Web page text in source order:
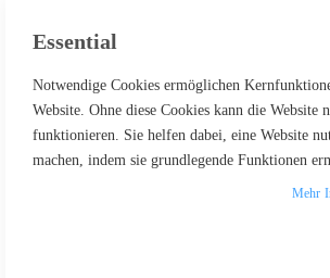
Suchergebnisse für: "USB-
Essential
Notwendige Cookies ermöglichen
Website. Ohne diese Cookies kann die Website
funktionieren. Sie helfen dabei, eine Website
machen, indem sie grundlegende Funktionen
Mehr